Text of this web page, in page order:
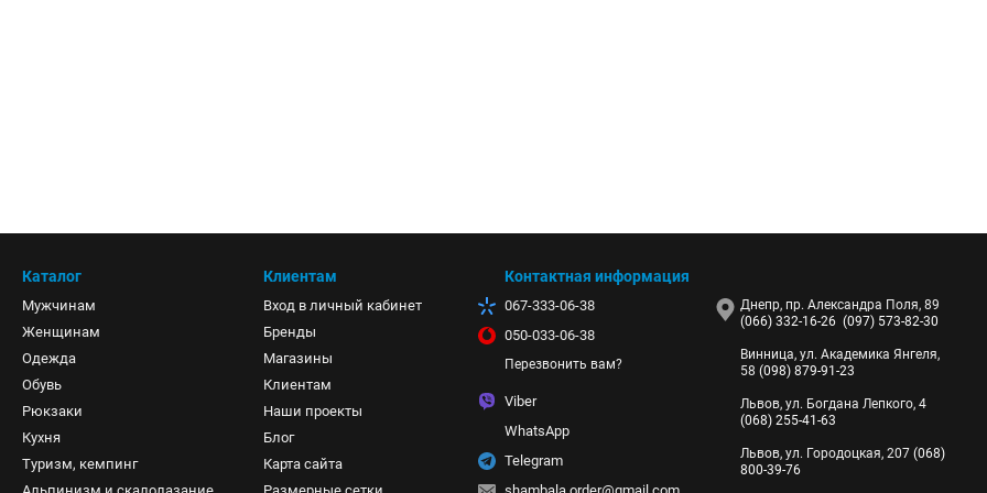
Каталог
Мужчинам
Женщинам
Одежда
Обувь
Рюкзаки
Кухня
Туризм, кемпинг
Клиентам
Вход в личный кабинет
Бренды
Магазины
Клиентам
Наши проекты
Блог
Карта сайта
Контактная информация
067-333-06-38
050-033-06-38
Перезвонить вам?
Viber
WhatsApp
Telegram
Днепр, пр. Александра Поля, 89
(066) 332-16-26 (097) 573-82-30
Винница, ул. Академика Янгеля,
58 (098) 879-91-23
Львов, ул. Богдана Лепкого, 4
(068) 255-41-63
Львов, ул. Городоцкая, 207 (068)
800-39-76